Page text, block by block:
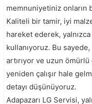
memnuniyetiniz onların
Kaliteli bir tamir, iyi
hareket ederek,
kullanıyoruz. Bu
artırıyor ve uzun ömürlü
yeniden çalışır hale
detayı düşünüyoruz.
Adapazarı LG Servisi,